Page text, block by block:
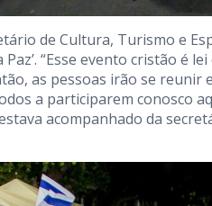
de Cultura, Turismo e
“Esse evento cristão é
as pessoas irão se
a participarem conosco
acompanhado da